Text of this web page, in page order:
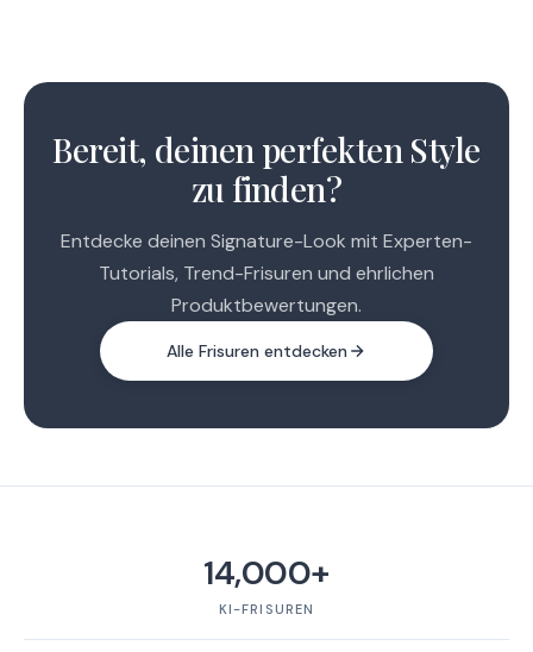
Bereit, deinen perfekten Style
zu finden?
Entdecke deinen Signature-Look mit Experten-
Tutorials, Trend-Frisuren und ehrlichen
Produktbewertungen.
Alle Frisuren entdecken
14,000+
KI-FRISUREN